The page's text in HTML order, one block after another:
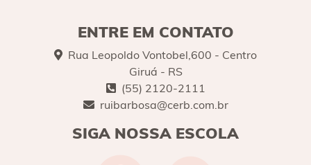
ENTRE EM CONTATO
Rua Leopoldo Vontobel,600 - Centro
Giruá - RS
(55) 2120-2111
ruibarbosa@cerb.com.br
SIGA NOSSA ESCOLA